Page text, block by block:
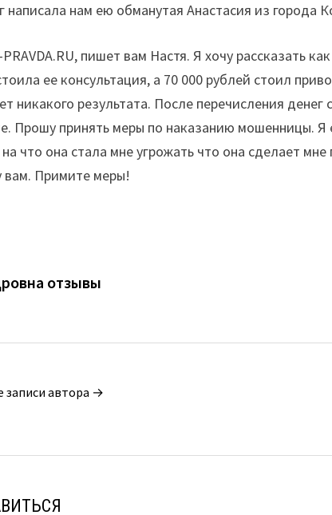
нам ею обманутая Анастасия из города
пишет вам Настя. Я хочу рассказать
ее консультация, а 70 000 рублей стоил
никакого результата. После перечисления
Прошу принять меры по наказанию мошенницы. Я
на что она стала мне угрожать что она сделает
вам. Примите меры!
отзывы
записи автора →